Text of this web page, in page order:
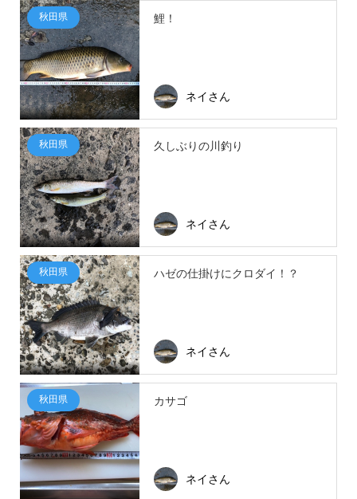
秋田県 鯉！
ネイさん
秋田県 久しぶりの川釣り
ネイさん
秋田県 ハゼの仕掛けにクロダイ！？
ネイさん
秋田県 カサゴ
ネイさん